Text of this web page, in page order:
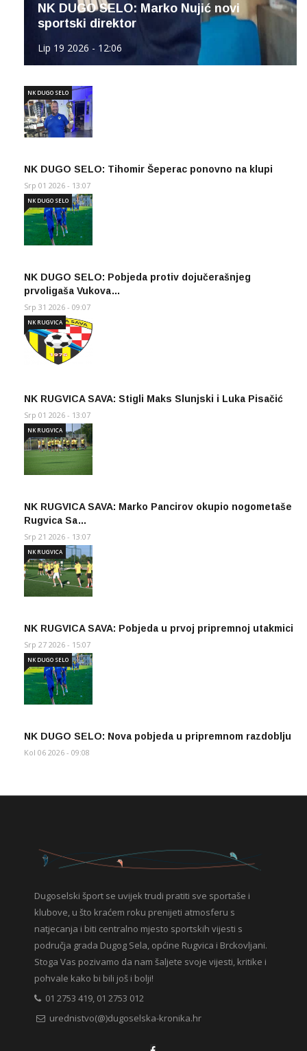
NK DUGO SELO: Marko Nujić novi
sportski direktor
Lip 19 2026 - 12:06
NK DUGO SELO: Tihomir Šeperac ponovno na klupi
NK DUGO SELO
Srp 01 2026 - 13:07
NK DUGO SELO: Pobjeda protiv dojučerašnjeg
prvoligaša Vukova…
NK DUGO SELO
Srp 31 2026 - 09:07
NK RUGVICA SAVA: Stigli Maks Slunjski i Luka Pisačić
NK RUGVICA
Srp 01 2026 - 13:07
NK RUGVICA SAVA: Marko Pancirov okupio nogometaše
Rugvica Sa…
NK RUGVICA
Srp 21 2026 - 13:07
NK RUGVICA SAVA: Pobjeda u prvoj pripremnoj utakmici
NK RUGVICA
Srp 27 2026 - 15:07
NK DUGO SELO: Nova pobjeda u pripremnom razdoblju
NK DUGO SELO
Kol 06 2026 - 09:08
Dugoselski šport se uvijek trudi pratiti sve sportaše i
klubove, u što kraćem roku prenijeti atmosferu s
natjecanja i biti centralno mjesto sportskih vijesti s
područja grada Dugog Sela, općine Rugvica i Brckovljani.
Stoga Vas pozivamo da nam šaljete svoje vijesti, kritike i
pohvale kako bi bili još i bolji!
01 2753 419, 01 2753 012
urednistvo(@)dugoselska-kronika.hr